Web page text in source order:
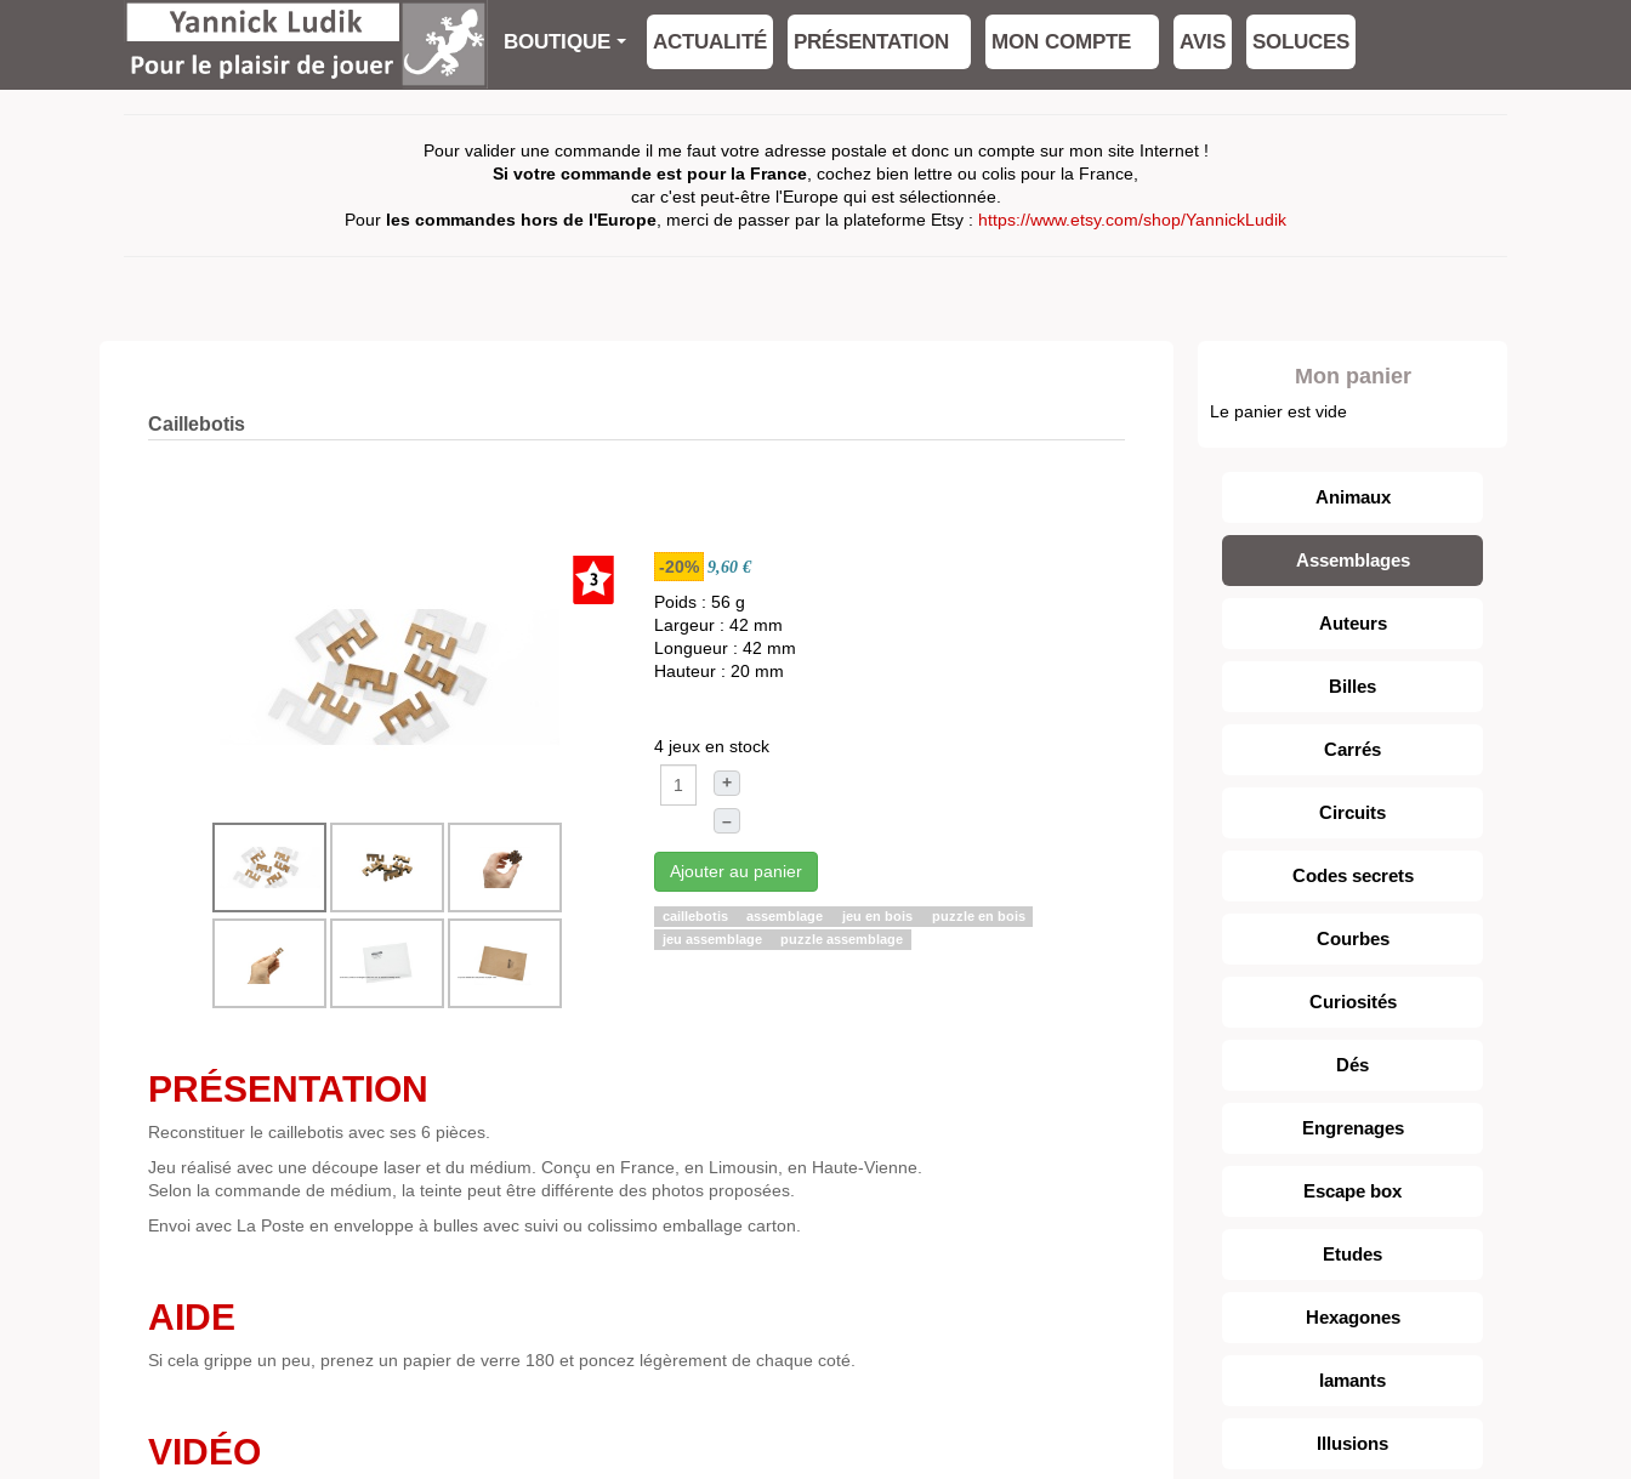
BOUTIQUE ACTUALITÉ PRÉSENTATION MON COMPTE AVIS SOLUCES
Pour valider une commande il me faut votre adresse postale et donc un compte sur mon site Internet !
Si votre commande est pour la France , cochez bien lettre ou colis pour la France,
car c'est peut-être l'Europe qui est sélectionnée.
Pour les commandes hors de l'Europe , merci de passer par la plateforme Etsy : https://www.etsy.com/shop/YannickLudik
Caillebotis
-20% 9,60 €
Poids : 56 g
Largeur : 42 mm
Longueur : 42 mm
Hauteur : 20 mm
4 jeux en stock
+
–
Ajouter au panier
caillebotis assemblage jeu en bois
puzzle en bois
jeu assemblage
puzzle assemblage
PRÉSENTATION
Reconstituer le caillebotis avec ses 6 pièces.
Jeu réalisé avec une découpe laser et du médium. Conçu en France, en Limousin, en Haute-Vienne.
Selon la commande de médium, la teinte peut être différente des photos proposées.
Envoi avec La Poste en enveloppe à bulles avec suivi ou colissimo emballage carton.
AIDE
Si cela grippe un peu, prenez un papier de verre 180 et poncez légèrement de chaque coté.
VIDÉO
Mon panier
Le panier est vide
Animaux
Assemblages
Auteurs
Billes
Carrés
Circuits
Codes secrets
Courbes
Curiosités
Dés
Engrenages
Escape box
Etudes
Hexagones
Iamants
Illusions